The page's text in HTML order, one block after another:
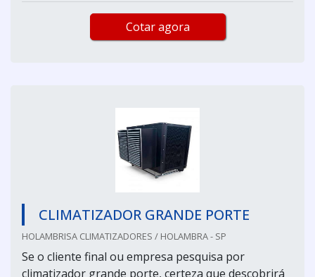
Cotar agora
CLIMATIZADOR GRANDE PORTE
HOLAMBRISA CLIMATIZADORES / HOLAMBRA - SP
Se o cliente final ou empresa pesquisa por
climatizador grande porte, certeza que descobrirá